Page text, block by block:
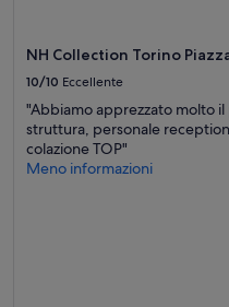
NH Collection Torino
10/10 Eccellente
"Abbiamo apprezzato molto
struttura, personale
colazione TOP"
Meno informazioni